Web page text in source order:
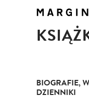
BIOGRAFIE,
DZIENNIKI